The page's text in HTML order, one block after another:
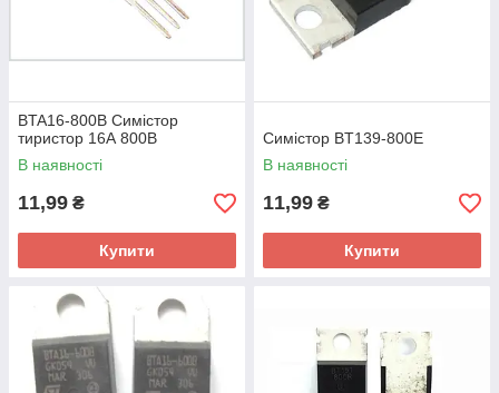
BTA16-800B Симістор
тиристор 16А 800В
В наявності
11,99 ₴
Купити
Симістор BT139-800E
В наявності
11,99 ₴
Купити